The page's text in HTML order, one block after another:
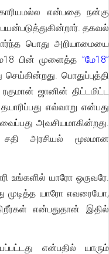
காரியமல்ல என்பதை நன்கு
தகவல்
பொது அறியாமையை
பின் முளைத்த ”மே18”
பொதுப்புத்தி
ஜானின் திட்டமிட்ட
எவ்வாறு என்பது
அவசியமாகின்றது.
சதி அரசியல் மூலமான
உங்களில் யாரோ ஒருவரே.
முடித்த யாரோ எவரையோ,
என்பதுதான் இதில்
என்பதில் யாரும்